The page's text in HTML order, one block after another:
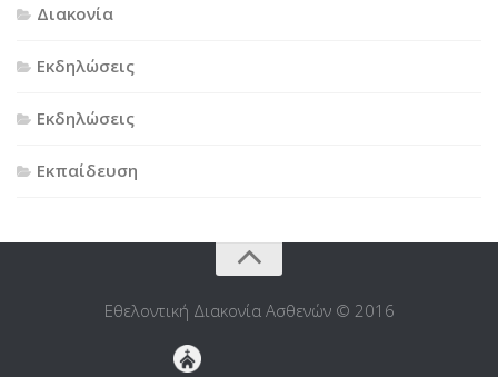
Διακονία
Εκδηλώσεις
Εκδηλώσεις
Εκπαίδευση
Εθελοντική Διακονία Ασθενών © 2016